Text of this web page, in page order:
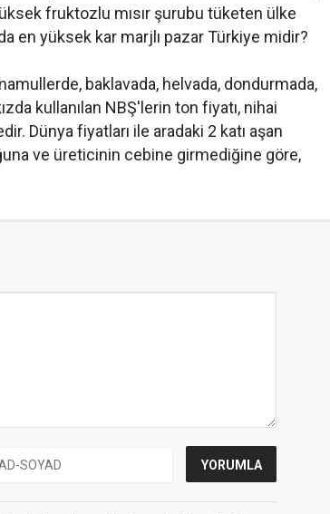
fruktozlu mısır şurubu tüketen ülke
en yüksek kar marjlı pazar Türkiye midir?
baklavada, helvada, dondurmada,
kullanılan NBŞ'lerin ton fiyatı, nihai
Dünya fiyatları ile aradaki 2 katı aşan
ve üreticinin cebine girmediğine göre,